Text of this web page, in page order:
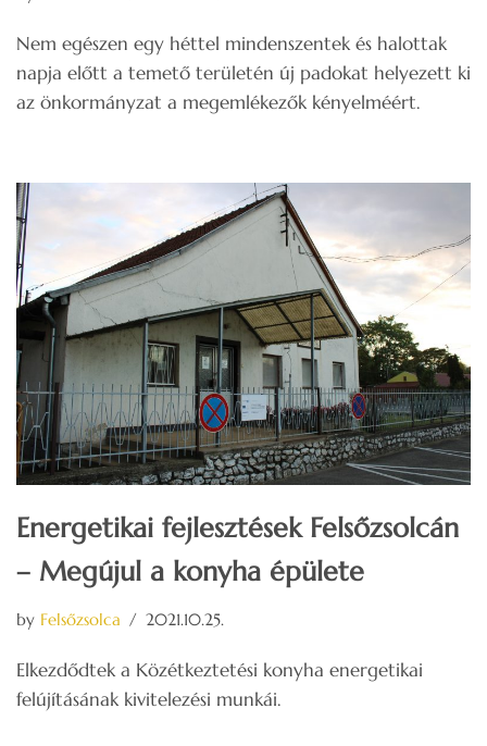
Nem egészen egy héttel mindenszentek és halottak
napja előtt a temető területén új padokat helyezett ki
az önkormányzat a megemlékezők kényelméért.
Energetikai fejlesztések Felsőzsolcán
– Megújul a konyha épülete
by Felsőzsolca 2021.10.25.
Elkezdődtek a Közétkeztetési konyha energetikai
felújításának kivitelezési munkái.